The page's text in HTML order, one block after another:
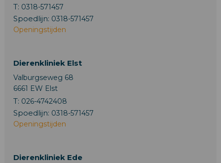
T: 0318-571457
Spoedlijn: 0318-571457
Openingstijden
Dierenkliniek Elst
Valburgseweg 68
6661 EW Elst
T: 026-4742408
Spoedlijn: 0318-571457
Openingstijden
Dierenkliniek Ede